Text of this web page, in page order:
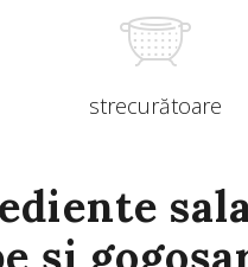
strecurătoare